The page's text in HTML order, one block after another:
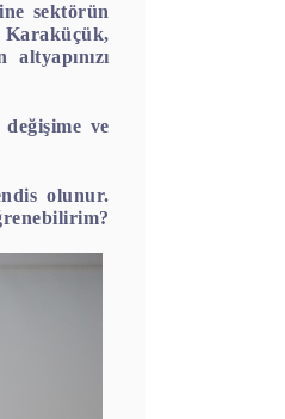
sektörün
Karaküçük,
ve
olunur.